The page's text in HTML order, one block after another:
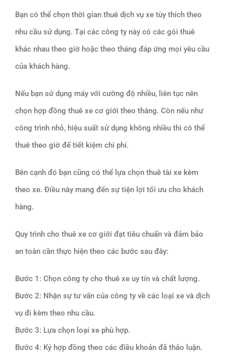
Bạn có thể chọn thời gian thuê dịch vụ xe tùy thích theo
nhu cầu sử dụng. Tại các công ty này có các gói thuê
khác nhau theo giờ hoặc theo tháng đáp ứng mọi yêu cầu
của khách hàng.
Nếu bạn sử dụng máy với cường độ nhiều, liên tục nên
chọn hợp đồng thuê xe cơ giới theo tháng. Còn nếu như
công trình nhỏ, hiệu suất sử dụng không nhiều thì có thể
thuê theo giờ để tiết kiệm chi phí.
Bên cạnh đó bạn cũng có thể lựa chọn thuê tài xe kèm
theo xe. Điều này mang đến sự tiện lợi tối ưu cho khách
hàng.
Quy trình cho thuê xe cơ giới đạt tiêu chuẩn và đảm bảo
an toàn cần thực hiện theo các bước sau đây:
Bước 1: Chọn công ty cho thuê xe uy tín và chất lượng.
Bước 2: Nhận sự tư vấn của công ty về các loại xe và dịch
vụ đi kèm theo nhu cầu.
Bước 3: Lựa chọn loại xe phù hợp.
Bước 4: Ký hợp đồng theo các điều khoản đã thảo luận.